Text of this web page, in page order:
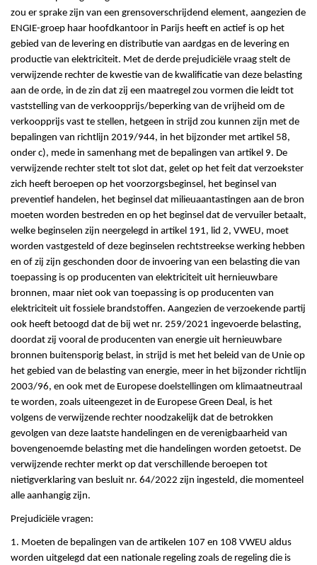
zou er sprake zijn van een grensoverschrijdend element, aangezien de
ENGIE-groep haar hoofdkantoor in Parijs heeft en actief is op het
gebied van de levering en distributie van aardgas en de levering en
productie van elektriciteit. Met de derde prejudiciële vraag stelt de
verwijzende rechter de kwestie van de kwalificatie van deze belasting
aan de orde, in de zin dat zij een maatregel zou vormen die leidt tot
vaststelling van de verkoopprijs/beperking van de vrijheid om de
verkoopprijs vast te stellen, hetgeen in strijd zou kunnen zijn met de
bepalingen van richtlijn 2019/944, in het bijzonder met artikel 58,
onder c), mede in samenhang met de bepalingen van artikel 9. De
verwijzende rechter stelt tot slot dat, gelet op het feit dat verzoekster
zich heeft beroepen op het voorzorgsbeginsel, het beginsel van
preventief handelen, het beginsel dat milieuaantastingen aan de bron
moeten worden bestreden en op het beginsel dat de vervuiler betaalt,
welke beginselen zijn neergelegd in artikel 191, lid 2, VWEU, moet
worden vastgesteld of deze beginselen rechtstreekse werking hebben
en of zij zijn geschonden door de invoering van een belasting die van
toepassing is op producenten van elektriciteit uit hernieuwbare
bronnen, maar niet ook van toepassing is op producenten van
elektriciteit uit fossiele brandstoffen. Aangezien de verzoekende partij
ook heeft betoogd dat de bij wet nr. 259/2021 ingevoerde belasting,
doordat zij vooral de producenten van energie uit hernieuwbare
bronnen buitensporig belast, in strijd is met het beleid van de Unie op
het gebied van de belasting van energie, meer in het bijzonder richtlijn
2003/96, en ook met de Europese doelstellingen om klimaatneutraal
te worden, zoals uiteengezet in de Europese Green Deal, is het
volgens de verwijzende rechter noodzakelijk dat de betrokken
gevolgen van deze laatste handelingen en de verenigbaarheid van
bovengenoemde belasting met die handelingen worden getoetst. De
verwijzende rechter merkt op dat verschillende beroepen tot
nietigverklaring van besluit nr. 64/2022 zijn ingesteld, die momenteel
alle aanhangig zijn.
Prejudiciële vragen:
1. Moeten de bepalingen van de artikelen 107 en 108 VWEU aldus
worden uitgelegd dat een nationale regeling zoals de regeling die is